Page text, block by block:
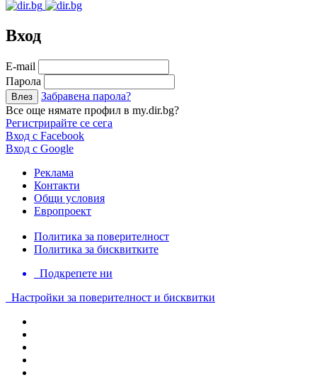
Вход
Е-mail
Парола
Забравена парола?
Все още нямате профил в my.dir.bg?
Регистрирайте се сега
Вход с Facebook
Вход с Google
Реклама
Контакти
Общи условия
Европроект
Политика за поверителност
Политика за бисквитките
Подкрепете ни
Настройки за поверителност и бисквитки